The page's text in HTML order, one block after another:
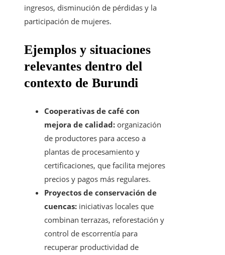
ingresos, disminución de pérdidas y la
participación de mujeres.
Ejemplos y situaciones
relevantes dentro del
contexto de Burundi
Cooperativas de café con
mejora de calidad: organización
de productores para acceso a
plantas de procesamiento y
certificaciones, que facilita mejores
precios y pagos más regulares.
Proyectos de conservación de
cuencas: iniciativas locales que
combinan terrazas, reforestación y
control de escorrentía para
recuperar productividad de